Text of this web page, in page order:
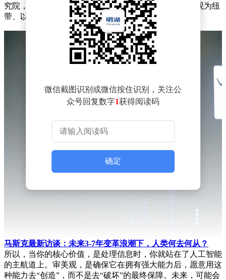
究院，将车主转化为“同学”与“合伙人”，构建起以价值观为纽
带、以共赢为核心的商业社交平台。
微信截图识别或微信按住识别，关注公
众号回复数字1获得阅读码
确定
马斯克最新访谈：未来3-7年变革浪潮下，人类何去何从？
所以，当你的核心价值，是处理信息时，你就站在了人工智能
的主航道上。审美观，是确保它在拥有强大能力后，愿意用这
种能力去“创造”，而不是去“破坏”的最终保障。未来，可能会